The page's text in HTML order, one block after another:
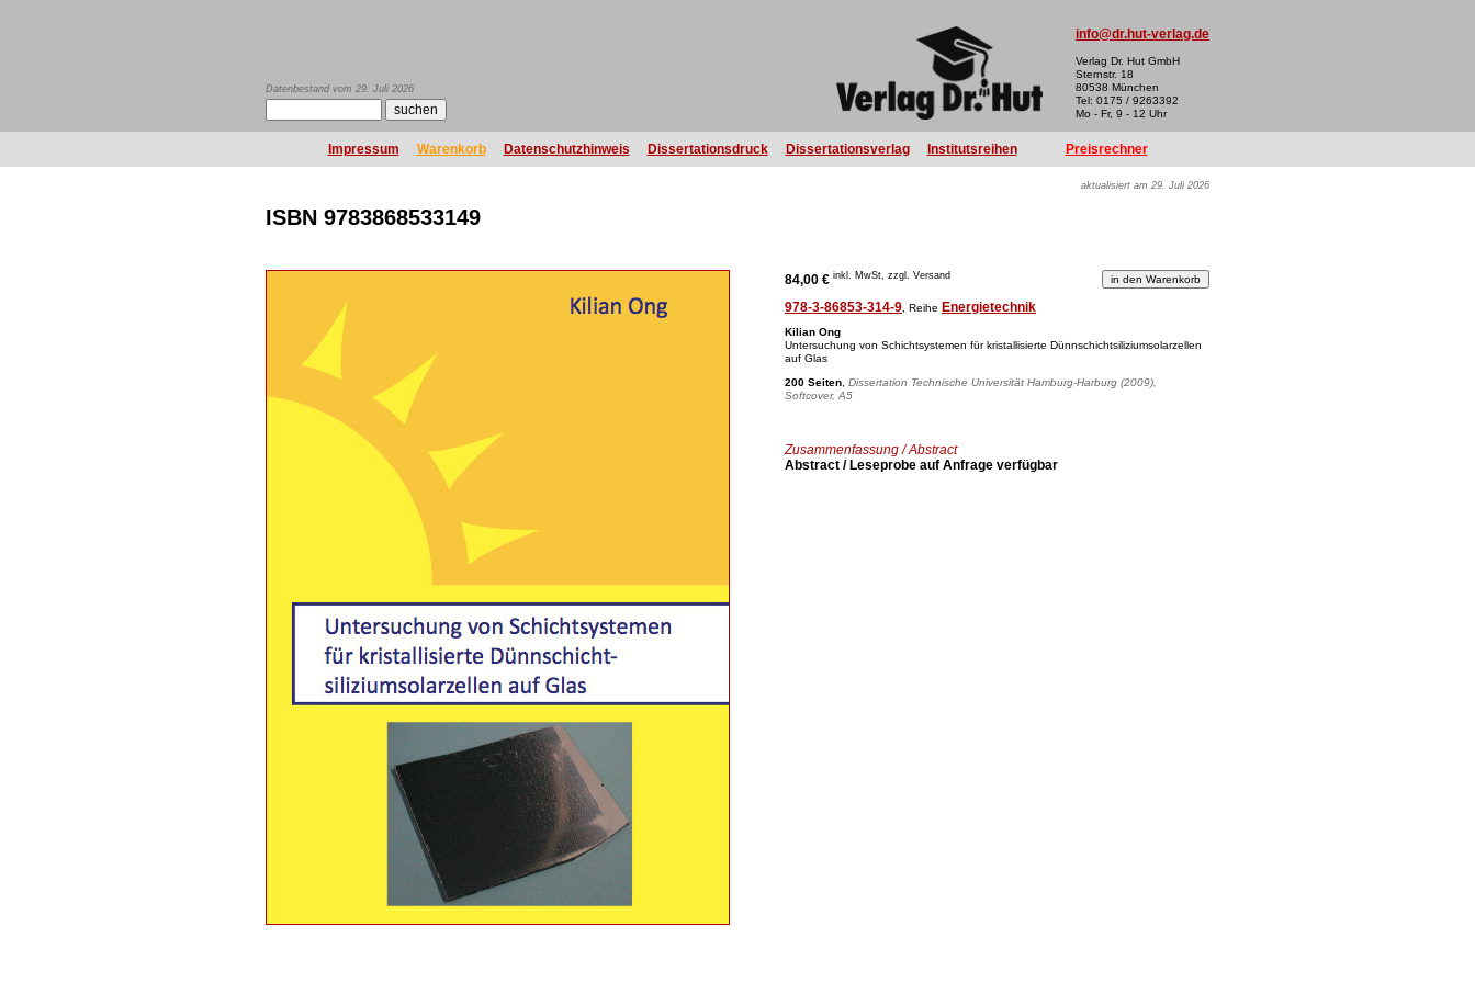
Datenbestand vom 29. Juli 2026
info@dr.hut-verlag.de
Verlag Dr. Hut GmbH
Sternstr. 18
80538 München
Tel: 0175 / 9263392
Mo - Fr, 9 - 12 Uhr
Impressum Warenkorb Datenschutzhinweis Dissertationsdruck Dissertationsverlag Institutsreihen Preisrechner
aktualisiert am 29. Juli 2026
ISBN 9783868533149
84,00 € inkl. MwSt, zzgl. Versand
978-3-86853-314-9 , Reihe Energietechnik
Kilian Ong
Untersuchung von Schichtsystemen für kristallisierte Dünnschichtsiliziumsolarzellen
auf Glas
200 Seiten Dissertation Technische Universität Hamburg-Harburg (2009),
Softcover, A5
Zusammenfassung / Abstract
Abstract / Leseprobe auf Anfrage verfügbar